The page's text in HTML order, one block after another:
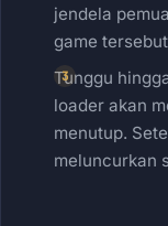
jendela
game
Tunggu
loader akan
menutup.
meluncurkan